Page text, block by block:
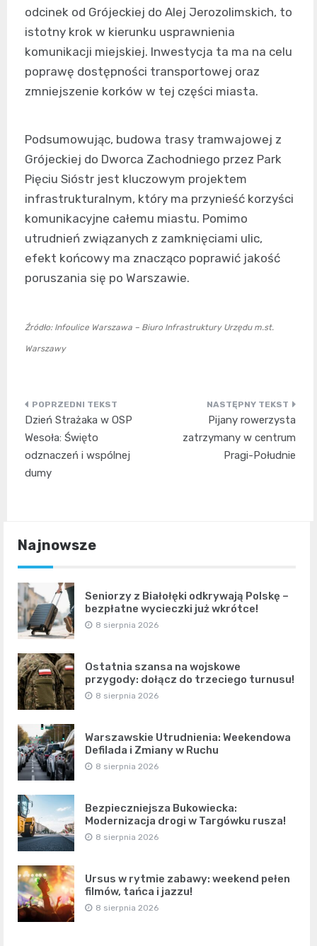
odcinek od Grójeckiej do Alej Jerozolimskich, to
istotny krok w kierunku usprawnienia
komunikacji miejskiej. Inwestycja ta ma na celu
poprawę dostępności transportowej oraz
zmniejszenie korków w tej części miasta.
Podsumowując, budowa trasy tramwajowej z
Grójeckiej do Dworca Zachodniego przez Park
Pięciu Sióstr jest kluczowym projektem
infrastrukturalnym, który ma przynieść korzyści
komunikacyjne całemu miastu. Pomimo
utrudnień związanych z zamknięciami ulic,
efekt końcowy ma znacząco poprawić jakość
poruszania się po Warszawie.
Źródło: Infoulice Warszawa – Biuro Infrastruktury Urzędu m.st.
Warszawy
Nawigacja
wpisu
Dzień Strażaka w OSP
Wesoła: Święto
odznaczeń i wspólnej
dumy
Pijany rowerzysta
zatrzymany w centrum
Pragi-Południe
Najnowsze
Seniorzy z Białołęki odkrywają Polskę –
bezpłatne wycieczki już wkrótce!
8 sierpnia 2026
Ostatnia szansa na wojskowe
przygody: dołącz do trzeciego turnusu!
8 sierpnia 2026
Warszawskie Utrudnienia: Weekendowa
Defilada i Zmiany w Ruchu
8 sierpnia 2026
Bezpieczniejsza Bukowiecka:
Modernizacja drogi w Targówku rusza!
8 sierpnia 2026
Ursus w rytmie zabawy: weekend pełen
filmów, tańca i jazzu!
8 sierpnia 2026